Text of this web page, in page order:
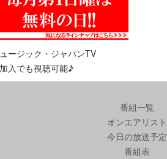
ージック・ジャパンTV
入でも視聴可能♪
番組一覧
オンエアリスト
今日の放送予定
番組表